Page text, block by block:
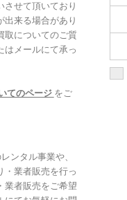
させて頂いており
出来る場合があり
取についてのご質
はメールにて承っ
てのページ をご
ンタル事業や、
・業者販売を行っ
業者販売をご希望